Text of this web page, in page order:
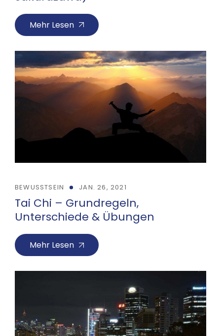
Mehr Lesen
BEWUSSTSEIN JAN. 26, 2021
Tai Chi – Grundregeln,
Unterschiede & Übungen
Mehr Lesen